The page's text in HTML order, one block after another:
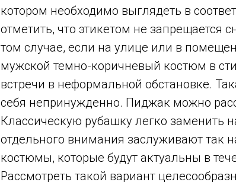
котором необходимо выглядеть в
отметить, что этикетом не запрещается
том случае, если на улице или в
мужской темно-коричневый костюм в
встречи в неформальной обстановке.
себя непринужденно. Пиджак можно
Классическую рубашку легко заменить
отдельного внимания заслуживают так
костюмы, которые будут актуальны в
Рассмотреть такой вариант